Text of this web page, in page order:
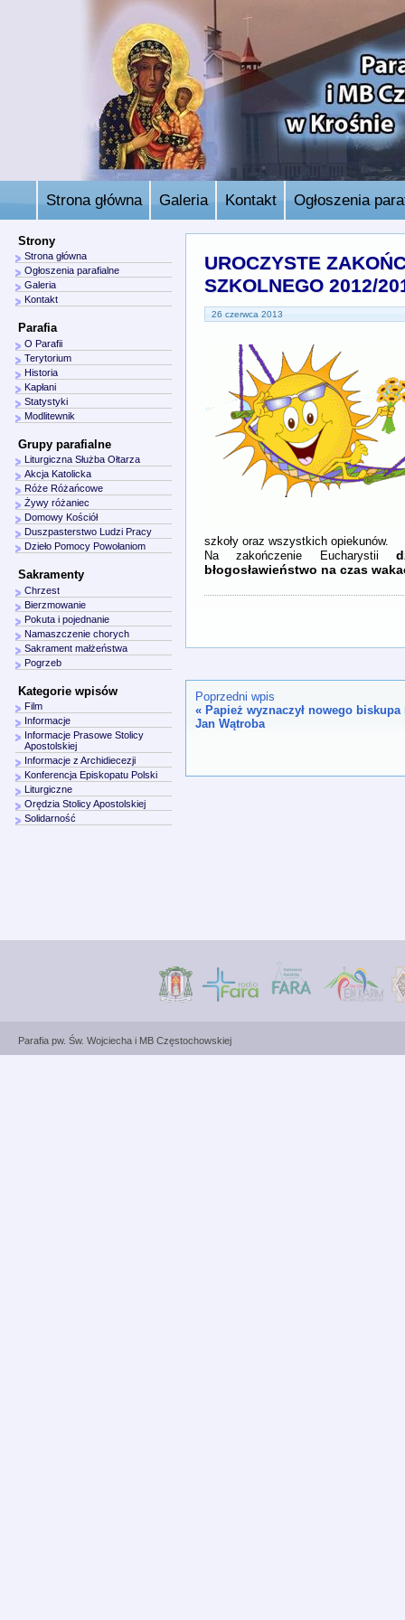
Strona główna Galeria Kontakt Ogłoszenia
UROCZYSTE
SZKOLNEGO 2012/
26 czerwca 2013
szkoły oraz wszystkich opiekunów.
Na zakończenie Eucharystii
błogosławieństwo na czas
Poprzedni wpis
« Papież wyznaczył nowego
Jan Wątroba
Strony
Strona główna
Ogłoszenia parafialne
Galeria
Kontakt
Parafia
O Parafii
Terytorium
Historia
Kapłani
Statystyki
Modlitewnik
Grupy parafialne
Liturgiczna Służba Ołtarza
Akcja Katolicka
Róże Różańcowe
Żywy różaniec
Domowy Kościół
Duszpasterstwo Ludzi Pracy
Dzieło Pomocy Powołaniom
Sakramenty
Chrzest
Bierzmowanie
Pokuta i pojednanie
Namaszczenie chorych
Sakrament małżeństwa
Pogrzeb
Kategorie wpisów
Film
Informacje
Informacje Prasowe Stolicy
Apostolskiej
Informacje z Archidiecezji
Konferencja Episkopatu Polski
Liturgiczne
Orędzia Stolicy Apostolskiej
Solidarność
Parafia pw. Św. Wojciecha i MB Częstochowskiej